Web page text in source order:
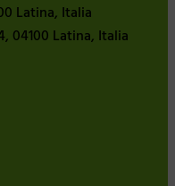
Latina, Italia
04100 Latina, Italia